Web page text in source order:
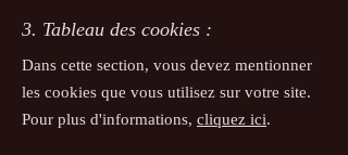
3. Tableau des cookies :
Dans cette section, vous devez mentionner
les cookies que vous utilisez sur votre site.
Pour plus d'informations, cliquez ici.